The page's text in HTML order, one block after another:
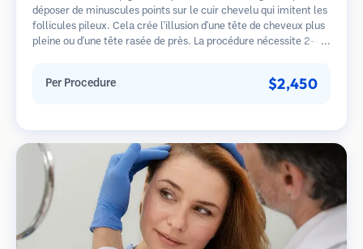
déposer de minuscules points sur le cuir chevelu qui imitent les
follicules pileux. Cela crée l'illusion d'une tête de cheveux plus
pleine ou d'une tête rasée de près. La procédure nécessite 2-4
Per Procedure $2,450